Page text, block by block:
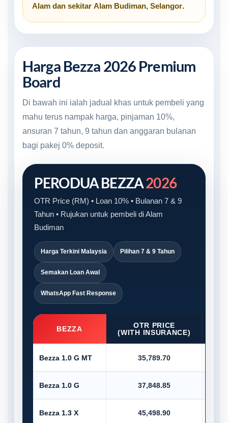
Alam dan sekitar Alam Budiman, Selangor.
Harga Bezza 2026 Premium
Board
Di bawah ini ialah jadual khas untuk pembeli yang
mahu terus nampak harga, pinjaman 10%,
ansuran 7 tahun, 9 tahun dan anggaran bulanan
bagi pakej 0% deposit.
PERODUA BEZZA2026
OTR Price (RM) • Loan 10% • Bulanan 7 & 9
Tahun • Rujukan untuk pembeli di Alam
Budiman
Harga Terkini Malaysia Pilihan 7 & 9 Tahun
Semakan Loan Awal
WhatsApp Fast Response
BEZZA
OTR PRICE
(WITH INSURANCE)
Bezza 1.0 G MT 35,789.70
Bezza 1.0 G 37,848.85
Bezza 1.3 X 45,498.90